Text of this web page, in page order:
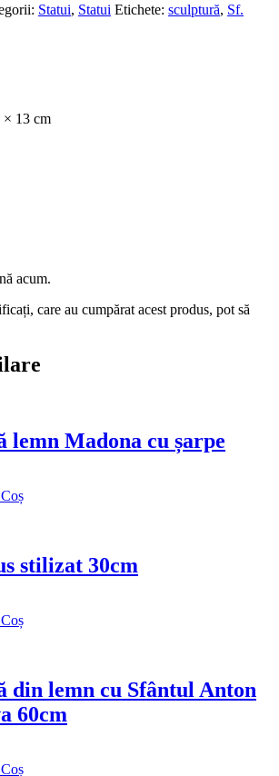
Statui, Statui Etichete: sculptură, Sf.
× 13 cm
acum.
care au cumpărat acest produs, pot să
lemn Madona cu șarpe
stilizat 30cm
din lemn cu Sfântul Anton
60cm